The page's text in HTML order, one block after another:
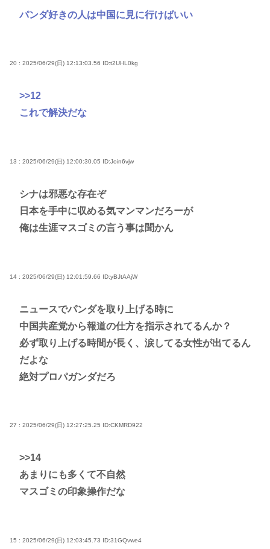
パンダ好きの人は中国に見に行けばいい
20 : 2025/06/29(日) 12:13:03.56 ID:t2UHL0kg
>>12
これで解決だな
13 : 2025/06/29(日) 12:00:30.05 ID:Join6vjw
シナは邪悪な存在ぞ
日本を手中に収める気マンマンだろーが
俺は生涯マスゴミの言う事は聞かん
14 : 2025/06/29(日) 12:01:59.66 ID:yBJtAAjW
ニュースでパンダを取り上げる時に
中国共産党から報道の仕方を指示されてるんか？
必ず取り上げる時間が長く、涙してる女性が出てるん
だよな
絶対プロパガンダだろ
27 : 2025/06/29(日) 12:27:25.25 ID:CKMRD922
>>14
あまりにも多くて不自然
マスゴミの印象操作だな
15 : 2025/06/29(日) 12:03:45.73 ID:31GQvwe4